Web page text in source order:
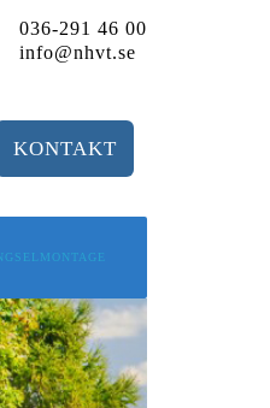
036-291 46 00
info@nhvt.se
KONTAKT